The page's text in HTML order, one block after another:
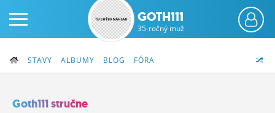
GOTH111
35-ročný muž
STAVY ALBUMY BLOG FÓRA
Goth111 stručne